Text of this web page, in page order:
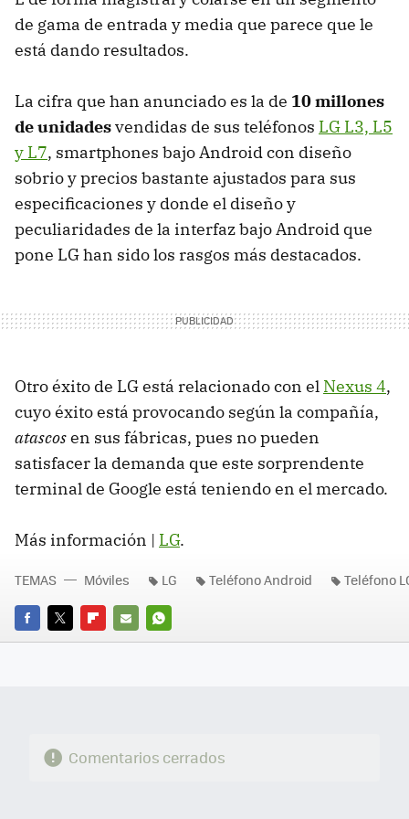
de gama de entrada y media que parece que le
está dando resultados.
La cifra que han anunciado es la de 10 millones
de unidadesvendidas de sus teléfonos LG L3, L5
y L7, smartphones bajo Android con diseño
sobrio y precios bastante ajustados para sus
especificaciones y donde el diseño y
peculiaridades de la interfaz bajo Android que
pone LG han sido los rasgos más destacados.
Otro éxito de LG está relacionado con el Nexus 4,
cuyo éxito está provocando según la compañía,
atascosen sus fábricas, pues no pueden
satisfacer la demanda que este sorprendente
terminal de Google está teniendo en el mercado.
Más información | LG.
FACEBOOK
TWITTERFLIPBOARD
E-
WHATSAPP
TEMAS Móviles LG Teléfono Android Teléfono
Comentarios cerrados